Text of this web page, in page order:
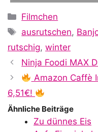
Kategorien
Filmchen
Schlagwörter
ausrutschen,
rutschig, winter
Ninja Foodi MAX
Amazon Caffè
6,51€!
Ähnliche Beiträge
Zu dünnes Eis